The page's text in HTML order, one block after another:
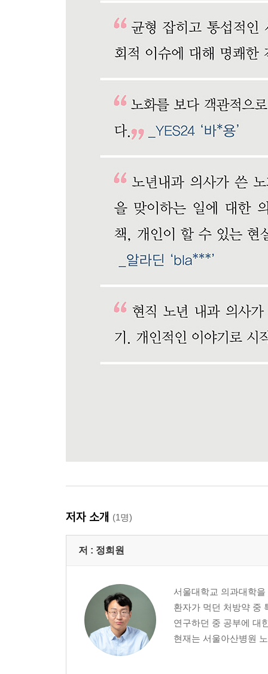
저자 소개 (1명)
저 : 정희원
서울대학교 의과대학
환자가 먹던 처방약 중
연구하던 중 공부에 대
현재는 서울아산병원